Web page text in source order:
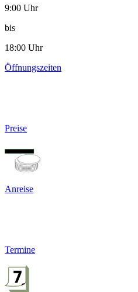
9:00 Uhr
bis
18:00 Uhr
Öffnungszeiten
Preise
Anreise
Termine